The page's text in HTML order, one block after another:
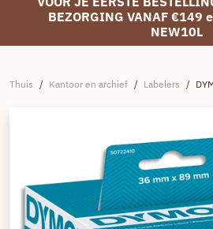
BEZORGING VANAF €149
NEW10L
Thuis / Kantoor en archief / Labelers /